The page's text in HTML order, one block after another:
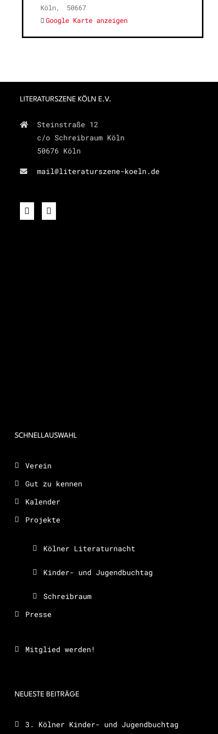
Köln,
50667
Google Karte anzeigen
LITERATURSZENE KÖLN E.V.
Steinstraße 12
c/o Schreibraum Köln
50676 Köln
mail@literaturszene-koeln.de
SCHNELLAUSWAHL
Verein
Gut zu kennen
Kalender
Projekte
Kölner Literaturnacht
Kinder- und Jugendbuchtag
Schreibraum
Presse
Mitglied werden!
NEUESTE BEITRÄGE
3. Kölner Kinder- und Jugendbuchtag